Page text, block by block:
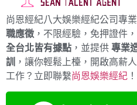
尚恩經紀八大娛樂經紀公司專
職應徵 ，不限經驗，免押證件
全台北皆有據點 ，並提供 專業
訓
，讓你輕鬆上檯，開啟高薪
工作？立即聯繫尚恩娛樂經紀 ！